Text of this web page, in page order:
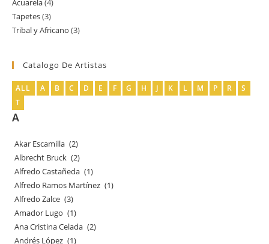
productos
4
productos
Tapetes 33
productos
Tribal y Africano 33
Catalogo De Artistas
ALL A B C D E F G H J K L M P R
S
T
A
Akar Escamilla (2)
Albrecht Bruck (2)
Alfredo Castañeda (1)
Alfredo Ramos Martínez (1)
Alfredo Zalce (3)
Amador Lugo (1)
Ana Cristina Celada (2)
Andrés López (1)